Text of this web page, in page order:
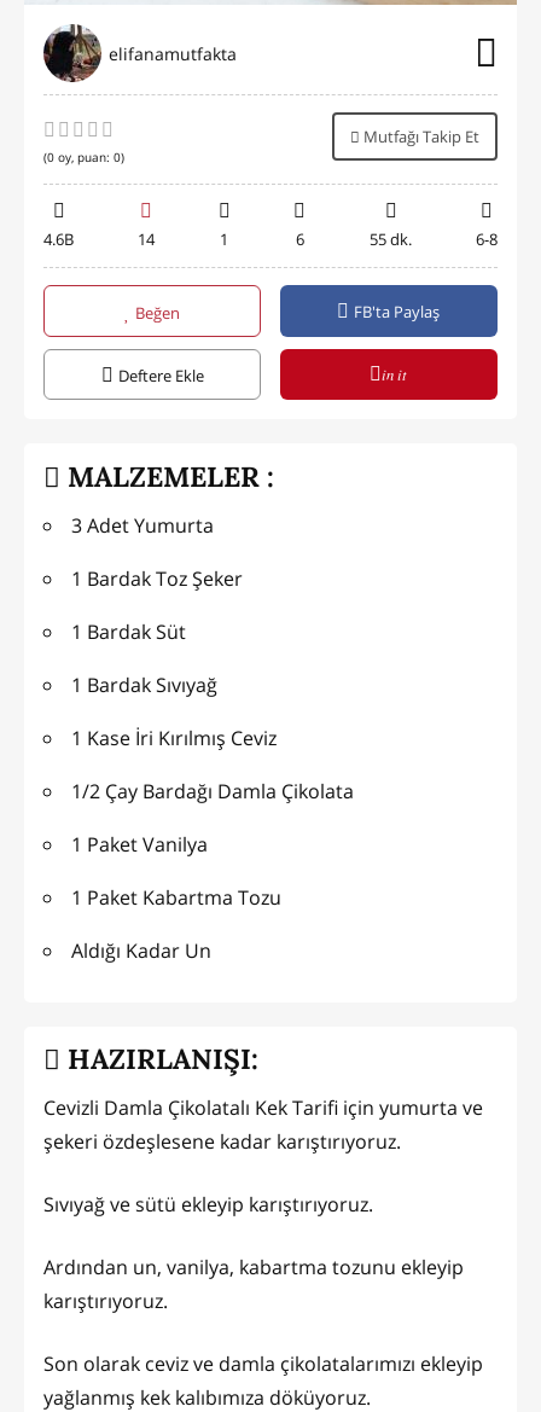
elifanamutfakta
(0 oy, puan: 0)
Mutfağı Takip Et
4.6B 14 1 6 55 dk. 6-8
Beğen FB'ta Paylaş
Deftere Ekle in it
MALZEMELER :
3 Adet Yumurta
1 Bardak Toz Şeker
1 Bardak Süt
1 Bardak Sıvıyağ
1 Kase İri Kırılmış Ceviz
1/2 Çay Bardağı Damla Çikolata
1 Paket Vanilya
1 Paket Kabartma Tozu
Aldığı Kadar Un
HAZIRLANIŞI:
Cevizli Damla Çikolatalı Kek Tarifi için yumurta ve
şekeri özdeşlesene kadar karıştırıyoruz.
Sıvıyağ ve sütü ekleyip karıştırıyoruz.
Ardından un, vanilya, kabartma tozunu ekleyip
karıştırıyoruz.
Son olarak ceviz ve damla çikolatalarımızı ekleyip
yağlanmış kek kalıbımıza döküyoruz.